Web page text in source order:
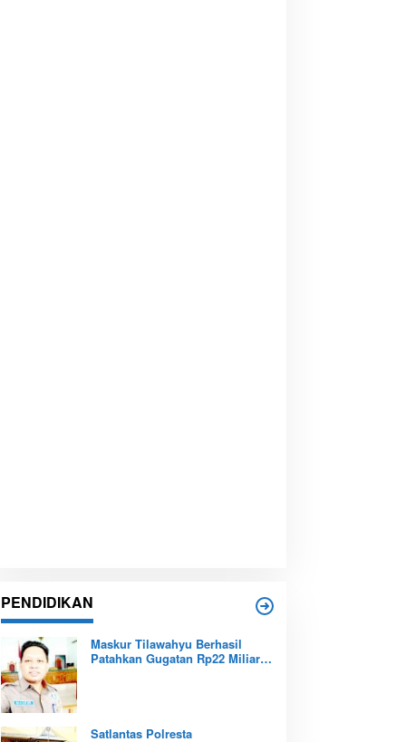
PENDIDIKAN
Maskur Tilawahyu Berhasil
Patahkan Gugatan Rp22 Miliar,
Satlantas Polresta